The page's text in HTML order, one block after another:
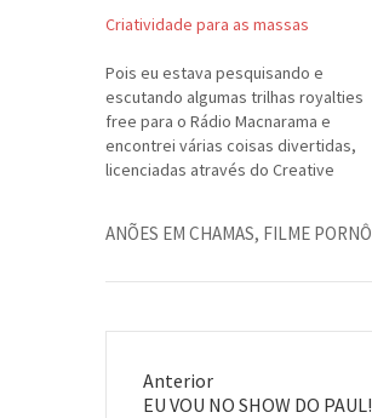
Criatividade para as massas
Pois eu estava pesquisando e
escutando algumas trilhas royalties
free para o Rádio Macnarama e
encontrei várias coisas divertidas,
licenciadas através do Creative
está me interessando cada vez mais:
permitir que as pessoas escutem e
ANÕES EM CHAMAS, FILME PORNÔ
Anterior
Post
EU VOU NO SHOW DO PAUL!